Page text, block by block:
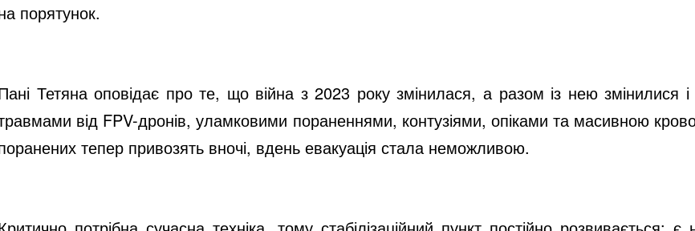
порятунок.
Тетяна оповідає про те, що війна з 2023 року змінилася, а разом із нею змінилися
від FPV-дронів, уламковими пораненнями, контузіями, опіками та масивною
тепер привозять вночі, вдень евакуація стала неможливою.